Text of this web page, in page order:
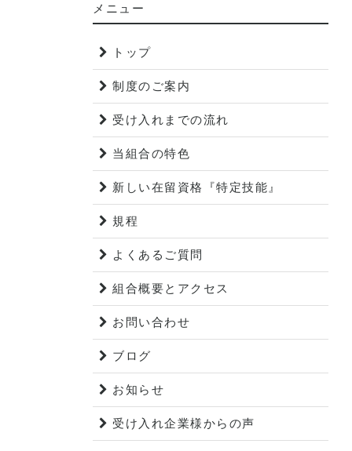
メニュー
トップ
制度のご案内
受け入れまでの流れ
当組合の特色
新しい在留資格『特定技能』
規程
よくあるご質問
組合概要とアクセス
お問い合わせ
ブログ
お知らせ
受け入れ企業様からの声